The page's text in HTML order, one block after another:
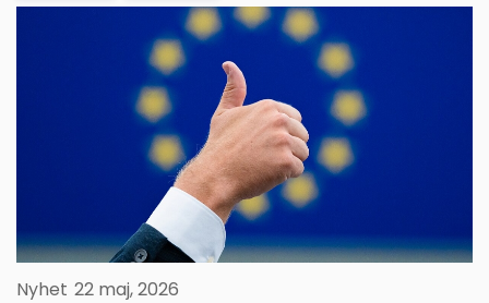
Nyhet 22 maj, 2026